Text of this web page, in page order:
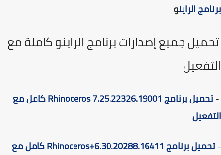
الراينو
جميع إصدارات برنامج الراينو كاملة مع
تحميل برنامج Rhinoceros 7.25.22326.19001 كامل مع
تحميل برنامج Rhinoceros+6.30.20288.16411 كامل مع